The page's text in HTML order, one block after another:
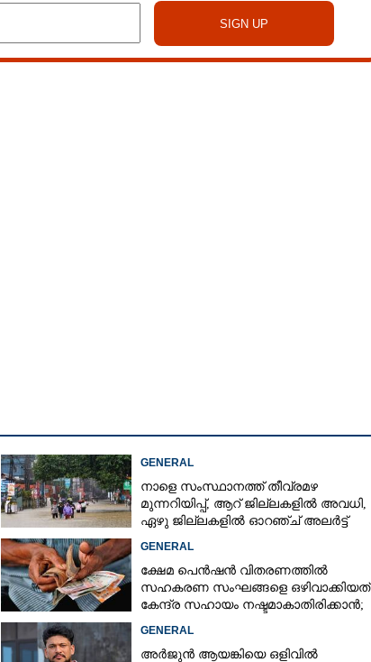
GENERAL
നാളെ സംസ്ഥാനത്ത് തീവ്രമഴ
മുന്നറിയിപ്പ്,​ ആറ് ജില്ലകളിൽ അവധി,​
ഏഴു ജില്ലകളിൽ ഓറഞ്ച് അലർട്ട്
GENERAL
ക്ഷേമ പെൻഷൻ വിതരണത്തിൽ
സഹകരണ സംഘങ്ങളെ ഒഴിവാക്കിയത്
കേന്ദ്ര സഹായം നഷ്ടമാകാതിരിക്കാൻ;
GENERAL
അർജുൻ ആയങ്കിയെ ഒളിവിൽ
Share this link